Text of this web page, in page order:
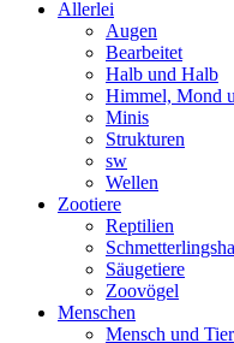
Allerlei
Augen
Bearbeitet
Halb und Halb
Himmel, Mond
Minis
Strukturen
sw
Wellen
Zootiere
Reptilien
Säugetiere
Zoovögel
Menschen
Mensch und Tier